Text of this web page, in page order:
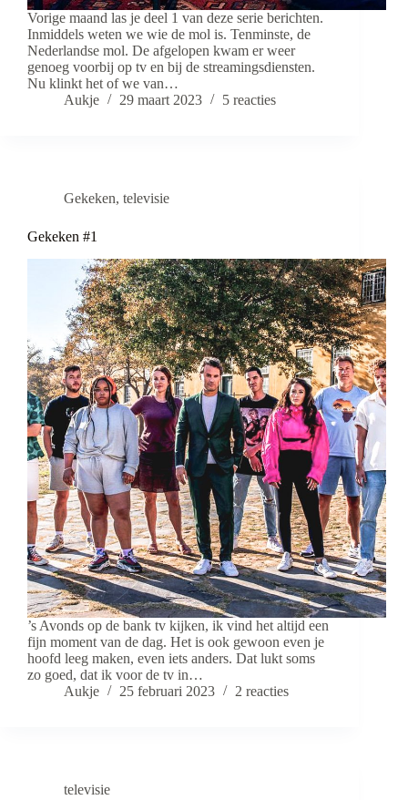
Vorige maand las je deel 1 van deze serie berichten.
Inmiddels weten we wie de mol is. Tenminste, de
Nederlandse mol. De afgelopen kwam er weer
genoeg voorbij op tv en bij de streamingsdiensten.
Nu klinkt het of we van…
Aukje
29 maart 2023 5 reacties
Gekeken, televisie
Gekeken #1
’s Avonds op de bank tv kijken, ik vind het altijd een
fijn moment van de dag. Het is ook gewoon even je
hoofd leeg maken, even iets anders. Dat lukt soms
zo goed, dat ik voor de tv in…
Aukje
25 februari 2023 2 reacties
televisie